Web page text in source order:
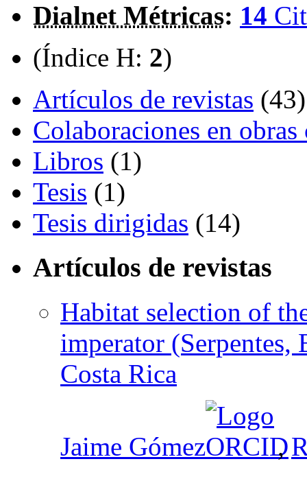
Dialnet Métricas: 14
(Índice H: 2)
Artículos de revistas (43)
Colaboraciones en
Libros (1)
Tesis (1)
Tesis dirigidas (14)
Artículos de revistas
Habitat selection of
imperator (Serpentes,
Costa Rica
Jaime Gómez ,